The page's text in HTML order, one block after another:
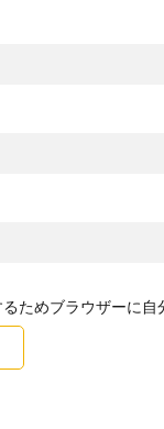
ためブラウザーに自